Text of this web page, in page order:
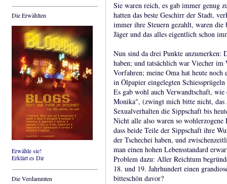
Die Erwählten
Erwähle sie!
Erklärt es Dir
Die Verdammten
Sie waren reich, es gab immer genug
hatten das beste Geschirr der Stadt,
immer ihre Steuern gezahlt, waren die
Jäger und das alles eigentlich schon
Nun sind da drei Punkte anzumerken:
haben; und tatsächlich war Viecher
Vorfahren; meine Oma hat heute
in Ölpapier eingelegten
Es gab wohl auch Verwandtschaft,
Monika", (zwingt mich bitte nicht, das
Sexualverhalten die Sippschaft bis
Nicht alle also waren so
dass beide Teile der Sippschaft ihre
der Tschechei haben, und
man einen hohen Lebensstandard
Problem dazu: Aller Reichtum
18. und 19. Jahrhundert einen
bitteschön davor?